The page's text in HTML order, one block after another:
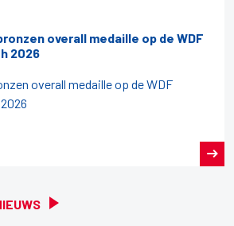
overall medaille op de WDF
2026
overall medaille op de WDF